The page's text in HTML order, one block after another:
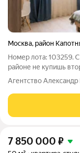
Москва, район
Номер лота: 103259. С 12-го этажа
районе не купишь
прямо из окна.
косметического
переплачиваете за
Агентство Александр
7 850 000 ₽